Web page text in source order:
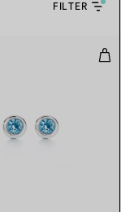
FILTER
Ohrringe